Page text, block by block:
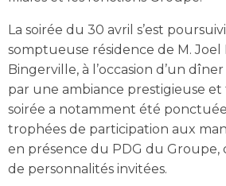
La soirée du 30 avril s’est
somptueuse résidence de M. Joel
Bingerville, à l’occasion d’un
par une ambiance prestigieuse
soirée a notamment été
trophées de participation aux
en présence du PDG du Groupe,
de personnalités invitées.